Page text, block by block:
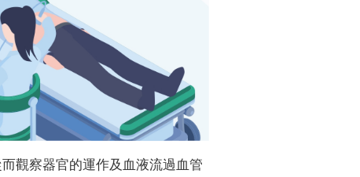
觀察器官的運作及血液流過血管